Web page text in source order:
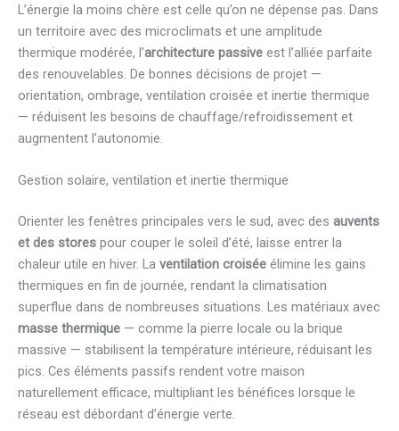
L’énergie la moins chère est celle qu’on ne dépense pas. Dans
un territoire avec des microclimats et une amplitude
thermique modérée, l’architecture passive est l’alliée parfaite
des renouvelables. De bonnes décisions de projet —
orientation, ombrage, ventilation croisée et inertie thermique
— réduisent les besoins de chauffage/refroidissement et
augmentent l’autonomie.
Gestion solaire, ventilation et inertie thermique
Orienter les fenêtres principales vers le sud, avec des auvents
et des stores pour couper le soleil d’été, laisse entrer la
chaleur utile en hiver. La ventilation croisée élimine les gains
thermiques en fin de journée, rendant la climatisation
superflue dans de nombreuses situations. Les matériaux avec
masse thermique — comme la pierre locale ou la brique
massive — stabilisent la température intérieure, réduisant les
pics. Ces éléments passifs rendent votre maison
naturellement efficace, multipliant les bénéfices lorsque le
réseau est débordant d’énergie verte.